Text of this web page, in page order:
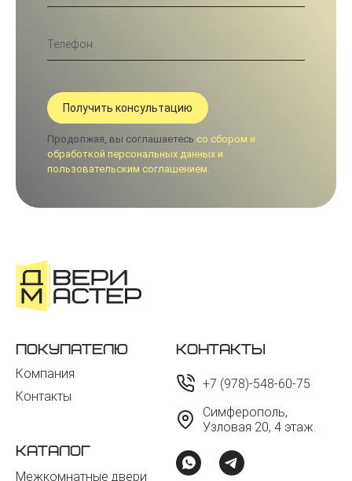
Продолжая, вы соглашаетесь со сбором и
обработкой персональных данных и
пользовательским соглашением.
Покупателю
Компания
Контакты
Каталог
Межкомнатные двери
Контакты
+7 (978)-548-60-75
Симферополь,
Узловая 20, 4 этаж.